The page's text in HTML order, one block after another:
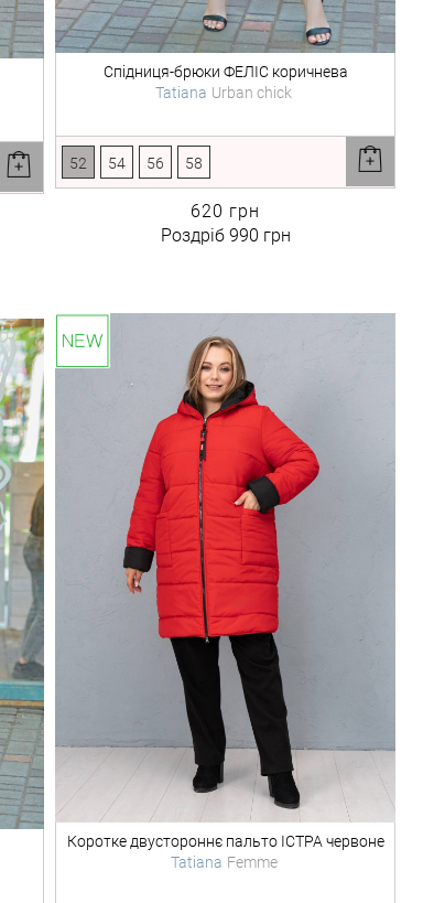
Спідниця-брюки ФЕЛІС коричнева
Tatiana Urban chick
52 54 56 58
620 грн
Роздріб 990 грн
Коротке двустороннє пальто ІСТРА червоне
Tatiana Femme